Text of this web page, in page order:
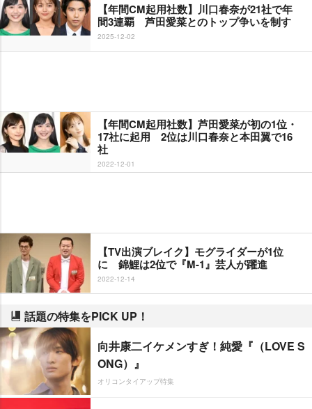
【年間CM起用社数】川口春奈が21社で年
間3連覇 芦田愛菜とのトップ争いを制す
2025-12-02
【年間CM起用社数】芦田愛菜が初の1位・
17社に起用 2位は川口春奈と本田翼で16
社
2022-12-01
【TV出演ブレイク】モグライダーが1位
に 錦鯉は2位で『M-1』芸人が躍進
2022-12-14
話題の特集をPICK UP！
向井康二イケメンすぎ！純愛『（LOVE S
ONG）』
オリコンタイアップ特集